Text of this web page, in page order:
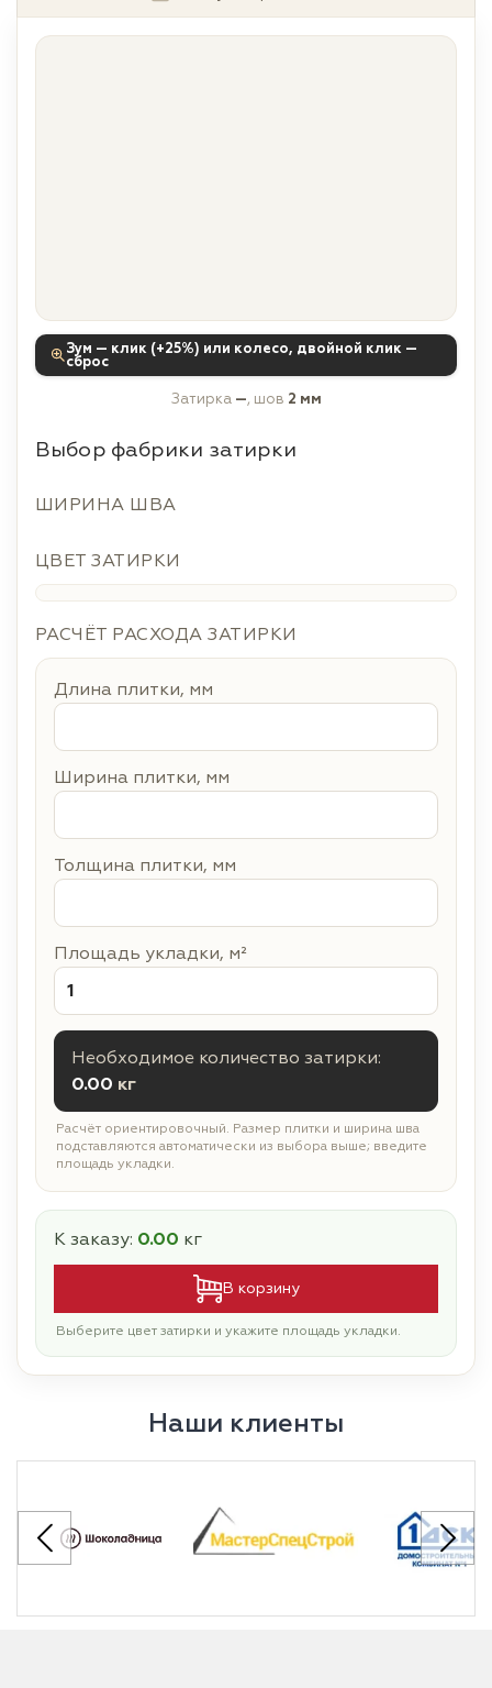
Зум — клик (+25%) или колесо, двойной клик —
сброс
Затирка —, шов 2 мм
Выбор фабрики затирки
ШИРИНА ШВА
ЦВЕТ ЗАТИРКИ
РАСЧЁТ РАСХОДА ЗАТИРКИ
Длина плитки, мм
Ширина плитки, мм
Толщина плитки, мм
Площадь укладки, м²
Необходимое количество затирки:
0.00 кг
Расчёт ориентировочный. Размер плитки и ширина шва
подставляются автоматически из выбора выше; введите
площадь укладки.
К заказу: 0.00 кг
В корзину
Выберите цвет затирки и укажите площадь укладки.
Наши клиенты